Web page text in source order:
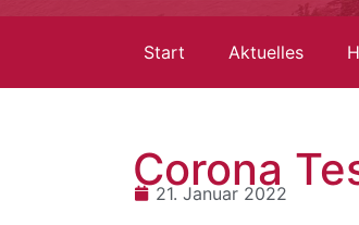
Start Aktuelles
Corona
21. Januar 2022